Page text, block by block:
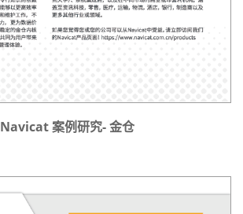
Navicat 案例研究- 金仓